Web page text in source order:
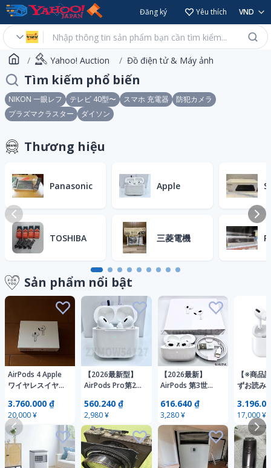
Đăng ký Yêu thích VND
Yahoo! Auction Đồ điện tử & Máy ảnh
Tìm kiếm phổ biến
NIKON 一眼レフ テレビ 40型〜 スマホ 充電器
防犯カメラ
プラズマクラスター
ダイソン
Thương hiệu
Panasonic Apple
TOSHIBA 三菱電機
Sản phẩm nổi bật
AirPods 4 Apple
ワイヤレスイヤホ
3.760.000 ₫
20,000 ¥
【2026最新型】
AirPods Pro第2世
イヤホン TWS 充
電ケース付 Pro ワ
イヤレスイヤホン
Android
iPhone11 12 13
14 15 16 17
560.240 ₫
2,980 ¥
【2026最新】
AirPods 第3世代
ン TWS 充電ケー
ス付 ワイヤレス
イヤホン Android
iPhone11 12 13
14 15 16 17
Bluetooth
616.640 ₫
3,280 ¥
【※商品
ずお読み
イヤホン
17,000 ¥